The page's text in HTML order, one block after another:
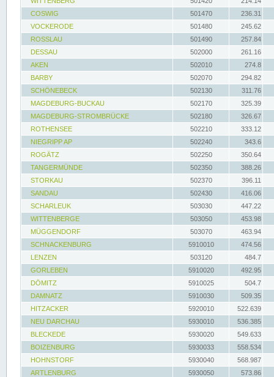
COSWIG
501470
236.31
VOCKERODE
501480
245.62
ROSSLAU
501490
257.84
DESSAU
502000
261.16
AKEN
502010
274.8
BARBY
502070
294.82
SCHÖNEBECK
502130
311.76
MAGDEBURG-BUCKAU
502170
325.39
MAGDEBURG-STROMBRÜCKE
502180
326.67
ROTHENSEE
502210
333.12
NIEGRIPP AP
502240
343.6
ROGÄTZ
502250
350.64
TANGERMÜNDE
502350
388.26
STORKAU
502370
396.11
SANDAU
502430
416.06
SCHARLEUK
503030
447.22
WITTENBERGE
503050
453.98
MÜGGENDORF
503070
463.94
SCHNACKENBURG
5910010
474.56
LENZEN
503120
484.7
GORLEBEN
5910020
492.95
DÖMITZ
5910025
504.7
DAMNATZ
5910030
509.35
HITZACKER
5920010
522.639
NEU DARCHAU
5930010
536.385
BLECKEDE
5930020
549.633
BOIZENBURG
5930033
558.534
HOHNSTORF
5930040
568.987
ARTLENBURG
5930050
573.86